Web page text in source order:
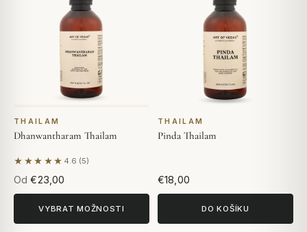
THAILAM
Dhanwantharam Thailam
★★★★★ 4.6 (5)
Na základě 5 hodnocení
Od €23,00
VYBRAT MOŽNOSTI
THAILAM
Pinda Thailam
€18,00
DO KOŠÍKU